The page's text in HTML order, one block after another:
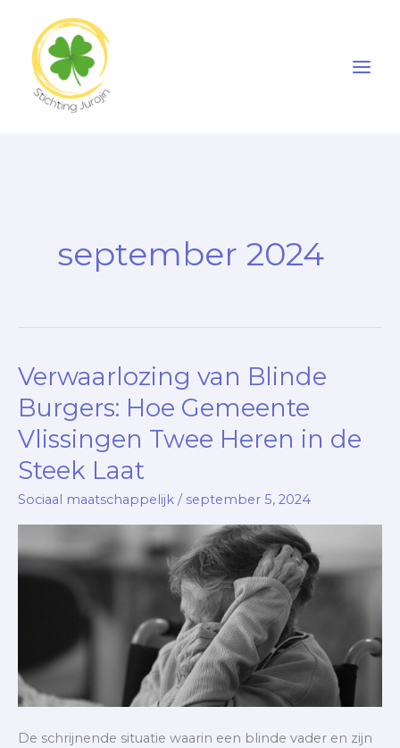
inhoud
september 2024
Verwaarlozing van Blinde
Burgers: Hoe Gemeente
Vlissingen Twee Heren in de
Steek Laat
Sociaal maatschappelijk / september 5, 2024
De schrijnende situatie waarin een blinde vader en zijn
Verwaarlozing
van
Blinde
Burgers:
Hoe
Gemeente
Heren